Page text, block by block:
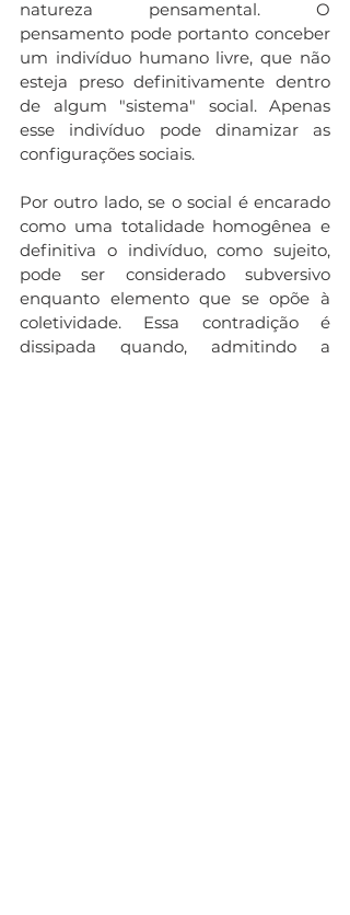
natureza pensamental. O
pensamento pode portanto conceber
um indivíduo humano livre, que não
esteja preso definitivamente dentro
de algum "sistema" social. Apenas
esse indivíduo pode dinamizar as
configurações sociais.
Por outro lado, se o social é encarado
como uma totalidade homogênea e
definitiva o indivíduo, como sujeito,
pode ser considerado subversivo
enquanto elemento que se opõe à
coletividade. Essa contradição é
dissipada quando, admitindo a